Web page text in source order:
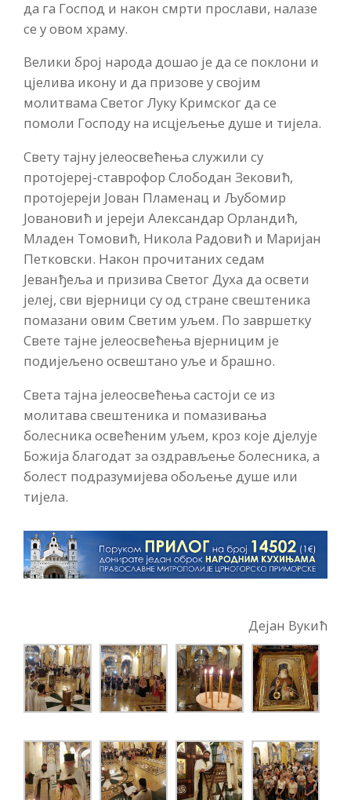
да га Господ и након смрти прослави, налазе
се у овом храму.
Велики број народа дошао је да се поклони и
цјелива икону и да призове у својим
молитвама Светог Луку Кримског да се
помоли Господу на исцјељење душе и тијела.
Свету тајну јелеосвећења служили су
протојереј-ставрофор Слободан Зековић,
протојереји Јован Пламенац и Љубомир
Јовановић и јереји Александар Орландић,
Младен Томовић, Никола Радовић и Маријан
Петковски. Након прочитаних седам
Јеванђеља и призива Светог Духа да освети
јелеј, сви вјерници су од стране свештеника
помазани овим Светим уљем. По завршетку
Свете тајне јелеосвећења вјерницим је
подијељено освештано уље и брашно.
Света тајна јелеосвећења састоји се из
молитава свештеника и помазивања
болесника освећеним уљем, кроз које дјелује
Божија благодат за оздрављење болесника, a
болест подразумијева обољење душе или
тијела.
Дејан Вукић